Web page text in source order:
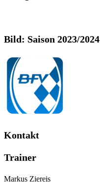
Bild: Saison 2023/2024
Kontakt
Trainer
Markus Ziereis